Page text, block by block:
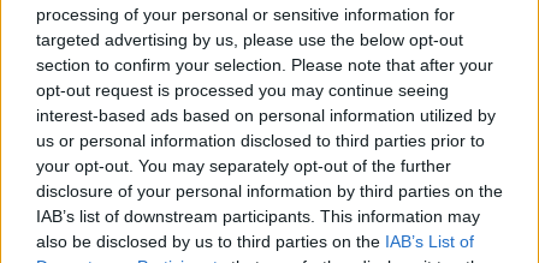
processing of your personal or sensitive information for
targeted advertising by us, please use the below opt-out
section to confirm your selection. Please note that after your
opt-out request is processed you may continue seeing
interest-based ads based on personal information utilized by
us or personal information disclosed to third parties prior to
your opt-out. You may separately opt-out of the further
disclosure of your personal information by third parties on the
IAB’s list of downstream participants. This information may
also be disclosed by us to third parties on the IAB’s List of
HOZZÁSZÓLOK A CIKKHEZ